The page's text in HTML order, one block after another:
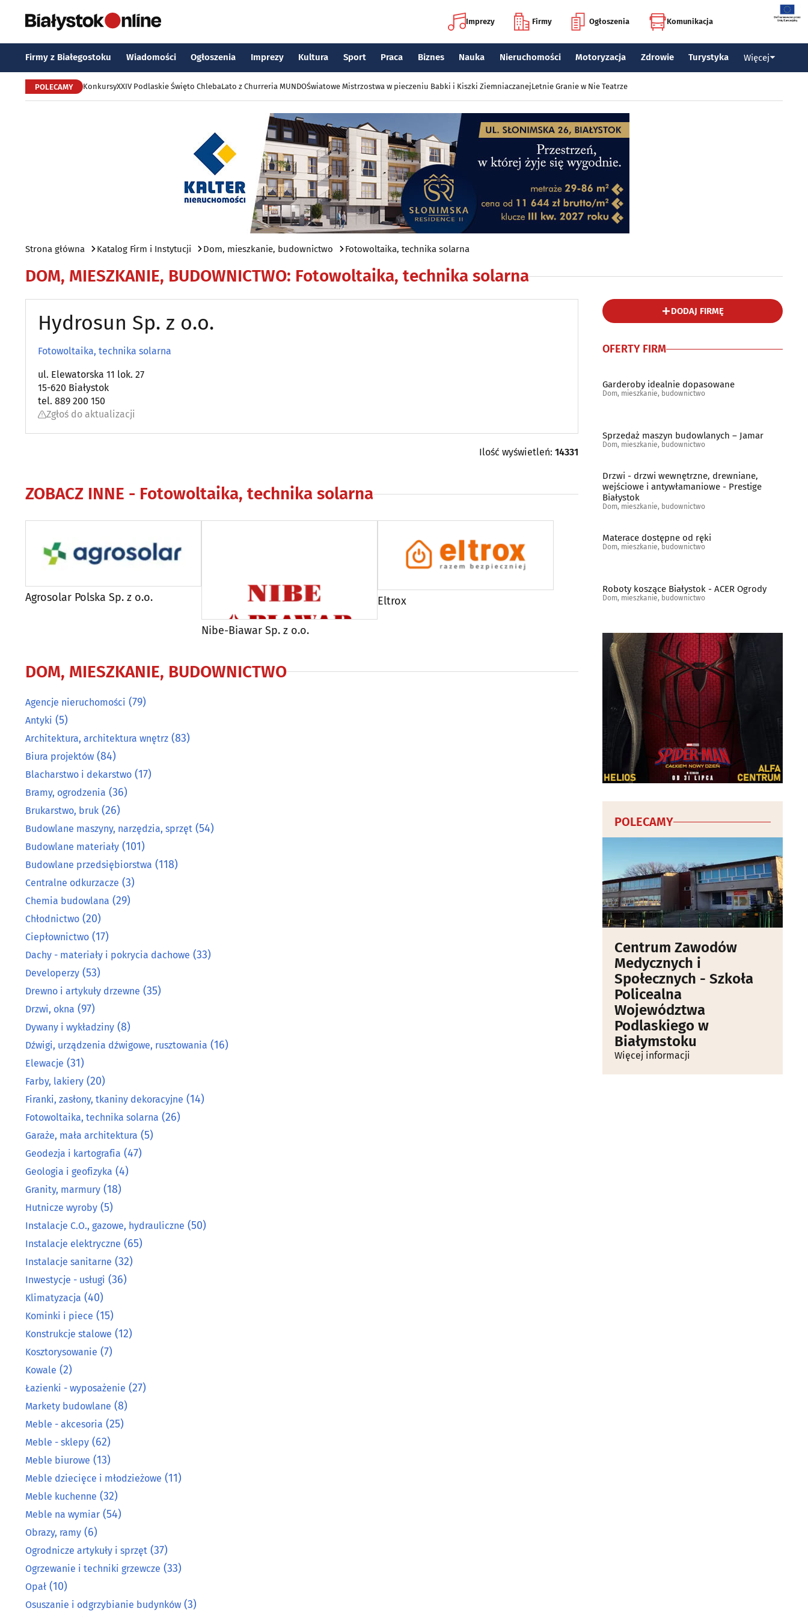
Imprezy Firmy Ogłoszenia Komunikacja
Firmy z Białegostoku Wiadomości Ogłoszenia Imprezy Kultura Sport Praca Biznes Nauka Nieruchomości Motoryzacja Zdrowie Turystyka Więcej
POLECAMY KonkursyXXIV Podlaskie Święto ChlebaLato z Churreria MUNDOŚwiatowe Mistrzostwa w pieczeniu Babki i Kiszki ZiemniaczanejLetnie Granie w Nie Teatrze
Strona główna Katalog Firm i Instytucji Dom, mieszkanie, budownictwo Fotowoltaika, technika solarna
DOM, MIESZKANIE, BUDOWNICTWO: Fotowoltaika, technika solarna
Hydrosun Sp. z o.o.
Fotowoltaika, technika solarna
ul. Elewatorska 11 lok. 27
15-620 Białystok
tel. 889 200 150
Zgłoś do aktualizacji
Ilość wyświetleń: 14331
ZOBACZ INNE - Fotowoltaika, technika solarna
Agrosolar Polska Sp. z o.o.
Nibe-Biawar Sp. z o.o.
Eltrox
DOM, MIESZKANIE, BUDOWNICTWO
Agencje nieruchomości (79)
Antyki (5)
Architektura, architektura wnętrz (83)
Biura projektów (84)
Blacharstwo i dekarstwo (17)
Bramy, ogrodzenia (36)
Brukarstwo, bruk (26)
Budowlane maszyny, narzędzia, sprzęt (54)
Budowlane materiały (101)
Budowlane przedsiębiorstwa (118)
Centralne odkurzacze (3)
Chemia budowlana (29)
Chłodnictwo (20)
Ciepłownictwo (17)
Dachy - materiały i pokrycia dachowe (33)
Developerzy (53)
Drewno i artykuły drzewne (35)
Drzwi, okna (97)
Dywany i wykładziny (8)
Dźwigi, urządzenia dźwigowe, rusztowania (16)
Elewacje (31)
Farby, lakiery (20)
Firanki, zasłony, tkaniny dekoracyjne (14)
Fotowoltaika, technika solarna (26)
Garaże, mała architektura (5)
Geodezja i kartografia (47)
Geologia i geofizyka (4)
Granity, marmury (18)
Hutnicze wyroby (5)
Instalacje C.O., gazowe, hydrauliczne (50)
Instalacje elektryczne (65)
Instalacje sanitarne (32)
Inwestycje - usługi (36)
Klimatyzacja (40)
Kominki i piece (15)
Konstrukcje stalowe (12)
Kosztorysowanie (7)
Kowale (2)
Łazienki - wyposażenie (27)
Markety budowlane (8)
Meble - akcesoria (25)
Meble - sklepy (62)
Meble biurowe (13)
Meble dziecięce i młodzieżowe (11)
Meble kuchenne (32)
Meble na wymiar (54)
Obrazy, ramy (6)
Ogrodnicze artykuły i sprzęt (37)
Ogrzewanie i techniki grzewcze (33)
Opał (10)
Osuszanie i odgrzybianie budynków (3)
DODAJ FIRMĘ
OFERTY FIRM
Garderoby idealnie dopasowane
Dom, mieszkanie, budownictwo
Sprzedaż maszyn budowlanych – Jamar
Dom, mieszkanie, budownictwo
Drzwi - drzwi wewnętrzne, drewniane,
wejściowe i antywłamaniowe - Prestige
Białystok
Dom, mieszkanie, budownictwo
Materace dostępne od ręki
Dom, mieszkanie, budownictwo
Roboty koszące Białystok - ACER Ogrody
Dom, mieszkanie, budownictwo
POLECAMY
Centrum Zawodów
Medycznych i
Społecznych - Szkoła
Policealna
Województwa
Podlaskiego w
Białymstoku
Więcej informacji